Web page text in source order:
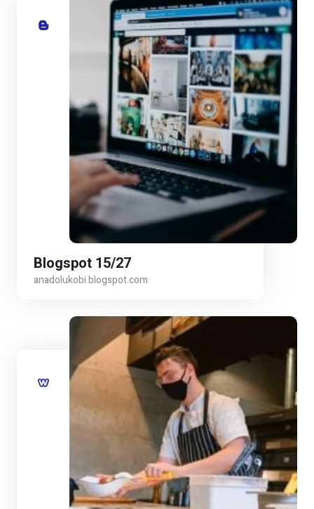
Blogspot 15/27
anadolukobi.blogspot.com